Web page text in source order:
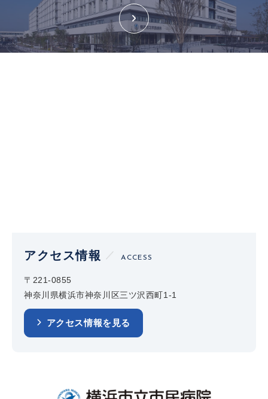
アクセス情報 ACCESS
〒221-0855
神奈川県横浜市神奈川区三ツ沢西町1-1
アクセス情報を見る